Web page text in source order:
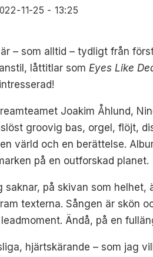
2022-11-25 - 13:25
– som alltid – tydligt från
låttitlar somEyes Like
Joakim Åhlund,
groovig bas, orgel, flöjt,
värld och en berättelse.
på en outforskad planet.
saknar, på skivan som
texterna. Sången är skön
Ändå, på en
hjärtskärande – som jag